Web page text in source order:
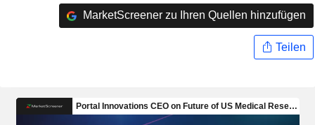
MarketScreener zu Ihren Quellen hinzufügen
Teilen